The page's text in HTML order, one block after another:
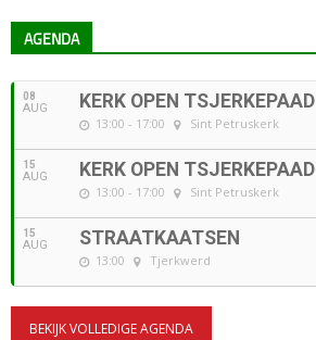
AGENDA
08
AUG KERK OPEN TSJERKEPAAD
13:00 - 17:00 Sint Petruskerk
15
AUG KERK OPEN TSJERKEPAAD
13:00 - 17:00 Sint Petruskerk
15
AUG STRAATKAATSEN
13:00 Tjerkwerd
BEKIJK VOLLEDIGE AGENDA